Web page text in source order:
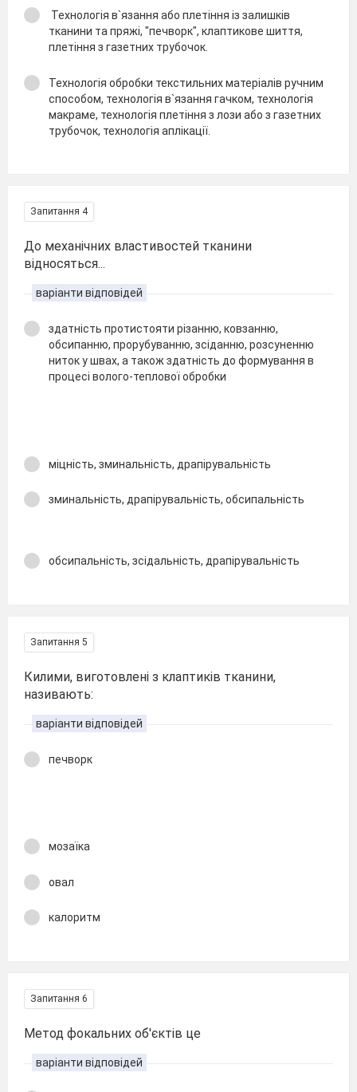
Технологія в`язання або плетіння із залишків
тканини та пряжі, "печворк", клаптикове шиття,
плетіння з газетних трубочок.
Технологія обробки текстильних матеріалів ручним
способом, технологія в`язання гачком, технологія
макраме, технологія плетіння з лози або з газетних
трубочок, технологія аплікації.
Запитання 4
До механічних властивостей тканини
відносяться...
варіанти відповідей
здатність протистояти різанню, ковзанню,
обсипанню, прорубуванню, зсіданню, розсуненню
ниток у швах, а також здатність до формування в
процесі волого-теплової обробки
міцність, зминальність, драпірувальність
зминальність, драпірувальність, обсипальність
обсипальність, зсідальність, драпірувальність
Запитання 5
Килими, виготовлені з клаптиків тканини,
називають:
варіанти відповідей
печворк
мозаїка
овал
калоритм
Запитання 6
Метод фокальних об'єктів це
варіанти відповідей